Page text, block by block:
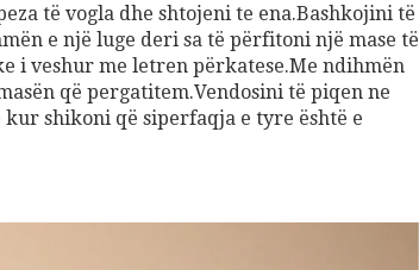
të vogla dhe shtojeni te ena.Bashkojini të
e një luge deri sa të përfitoni një mase të
i veshur me letren përkatese.Me ndihmën
që pergatitem.Vendosini të piqen ne
shikoni që siperfaqja e tyre është e